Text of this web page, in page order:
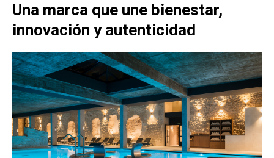
Una marca que une bienestar,
innovación y autenticidad